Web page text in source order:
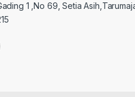
1 ,No 69, Setia